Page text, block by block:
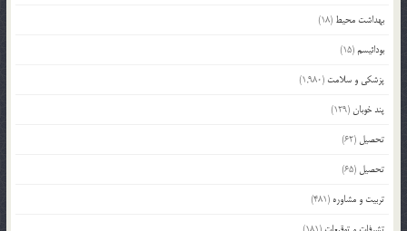
بهداشت محیط (18)
بودائیسم(15)
پزشکی و سلامت (1,980)
پند خوبان(129)
تحصیل (62)
تحصیل (65)
تربیت و مشاوره (481)